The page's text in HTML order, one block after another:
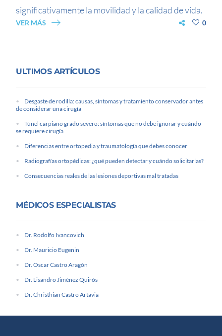
significativamente la movilidad y la calidad de vida.
VER MÁS 0
ULTIMOS ARTÍCULOS
Desgaste de rodilla: causas, síntomas y tratamiento conservador antes
de considerar una cirugía
Túnel carpiano grado severo: síntomas que no debe ignorar y cuándo
se requiere cirugía
Diferencias entre ortopedia y traumatología que debes conocer
Radiografías ortopédicas: ¿qué pueden detectar y cuándo solicitarlas?
Consecuencias reales de las lesiones deportivas mal tratadas
MÉDICOS ESPECIALISTAS
Dr. Rodolfo Ivancovich
Dr. Mauricio Eugenin
Dr. Oscar Castro Aragón
Dr. Lisandro Jiménez Quirós
Dr. Christhian Castro Artavia